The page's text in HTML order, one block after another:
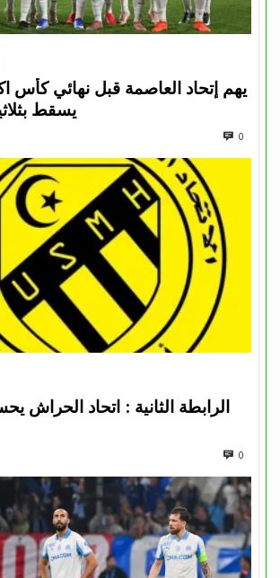
يهم إتحاد العاصمة قبل نهائي كأس
0
الرابطة الثانية : اتحاد الحراش
0